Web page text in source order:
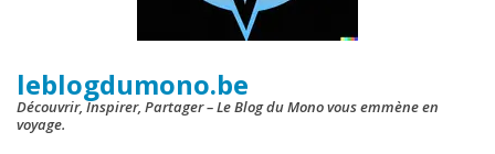
leblogdumono.be
Découvrir, Inspirer, Partager – Le Blog du Mono vous emmène en
voyage.